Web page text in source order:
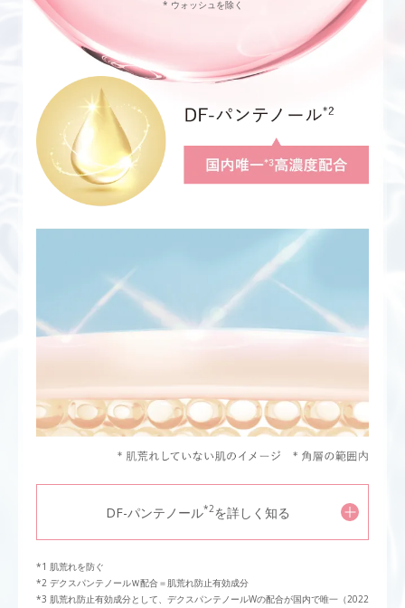
* ウォッシュを除く
DF-パンテノール*2を詳しく知る
肌荒れを防ぐ
デクスパンテノールＷ配合＝肌荒れ防止有効成分
肌荒れ防止有効成分として、デクスパンテノールWの配合が国内で唯一（2022